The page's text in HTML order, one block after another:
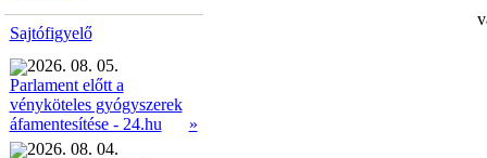
Sajtófigyelő
2026. 08. 05.
Parlament előtt a
vényköteles gyógyszerek
áfamentesítése - 24.hu
»
2026. 08. 04.